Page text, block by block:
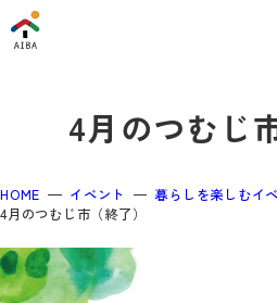
4月のつむじ
HOME イベント
暮らしを楽しむイ
4月のつむじ市（終了）